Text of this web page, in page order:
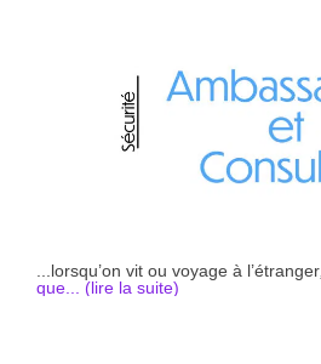
...lorsqu’on vit ou voyage à l’étranger
que... (lire la suite)